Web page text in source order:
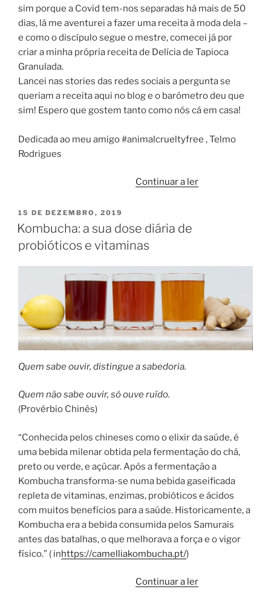
sim porque a Covid tem-nos separadas há mais de 50
dias, lá me aventurei a fazer uma receita à moda dela –
e como o discípulo segue o mestre, comecei já por
criar a minha própria receita de Delícia de Tapioca
Granulada.
Lancei nas stories das redes sociais a pergunta se
queriam a receita aqui no blog e o barómetro deu que
sim! Espero que gostem tanto como nós cá em casa!
Dedicada ao meu amigo #animalcrueltyfree , Telmo
Rodrigues
Continuar a ler“Delícia
PUBLICADO
EM
15 DE DEZEMBRO, 2019
Kombucha: a sua dose diária de
probióticos e vitaminas
Quem sabe ouvir, distingue a sabedoria.
Quem não sabe ouvir, só ouve ruído.
(Provérbio Chinês)
“Conhecida pelos chineses como o elixir da saúde, é
uma bebida milenar obtida pela fermentação do chá,
preto ou verde, e açúcar. Após a fermentação a
Kombucha transforma-se numa bebida gaseificada
repleta de vitaminas, enzimas, probióticos e ácidos
com muitos benefícios para a saúde. Historicamente, a
Kombucha era a bebida consumida pelos Samurais
antes das batalhas, o que melhorava a força e o vigor
físico.” ( inhttps://camelliakombucha.pt/)
Continuar a ler“Kombucha: